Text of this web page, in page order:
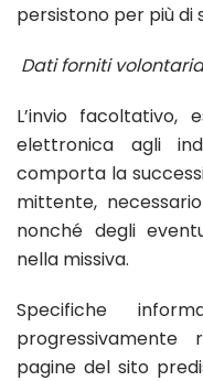
persistono per più di
Dati forniti
L’invio
elettronica agli
comporta la
mittente,
nonché degli
nella missiva.
Specifiche
pagine del sito